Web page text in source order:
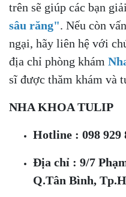
trên sẽ giúp các bạn
sâu răng". Nếu còn
ngại, hãy liên hệ với
địa chỉ phòng khám
sĩ được thăm khám và
NHA KHOA TULIP
Hotline : 098 929
Địa chỉ : 9/7
Q.Tân Bình,